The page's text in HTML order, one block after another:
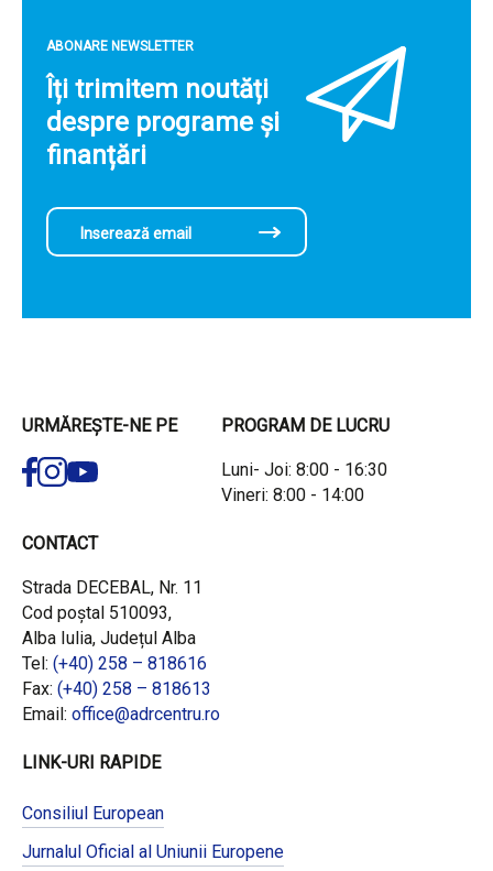
ABONARE NEWSLETTER
Îți trimitem noutăți
despre programe și
finanțări
URMĂREȘTE-NE PE PROGRAM DE LUCRU
Luni- Joi: 8:00 - 16:30
Vineri: 8:00 - 14:00
CONTACT
Strada DECEBAL, Nr. 11
Cod poștal 510093,
Alba Iulia, Județul Alba
Tel: (+40) 258 – 818616
Fax: (+40) 258 – 818613
Email: office@adrcentru.ro
LINK-URI RAPIDE
Consiliul European
Jurnalul Oficial al Uniunii Europene